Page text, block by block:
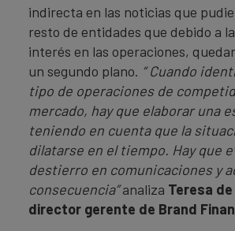
indirecta en las noticias que
resto de entidades que debido a
interés en las operaciones,
un segundo plano. “ Cuando
tipo de operaciones de
mercado, hay que elaborar una
teniendo en cuenta que la
dilatarse en el tiempo. Hay que
destierro en comunicaciones y
consecuencia”analiza Teresa
director gerente de Brand